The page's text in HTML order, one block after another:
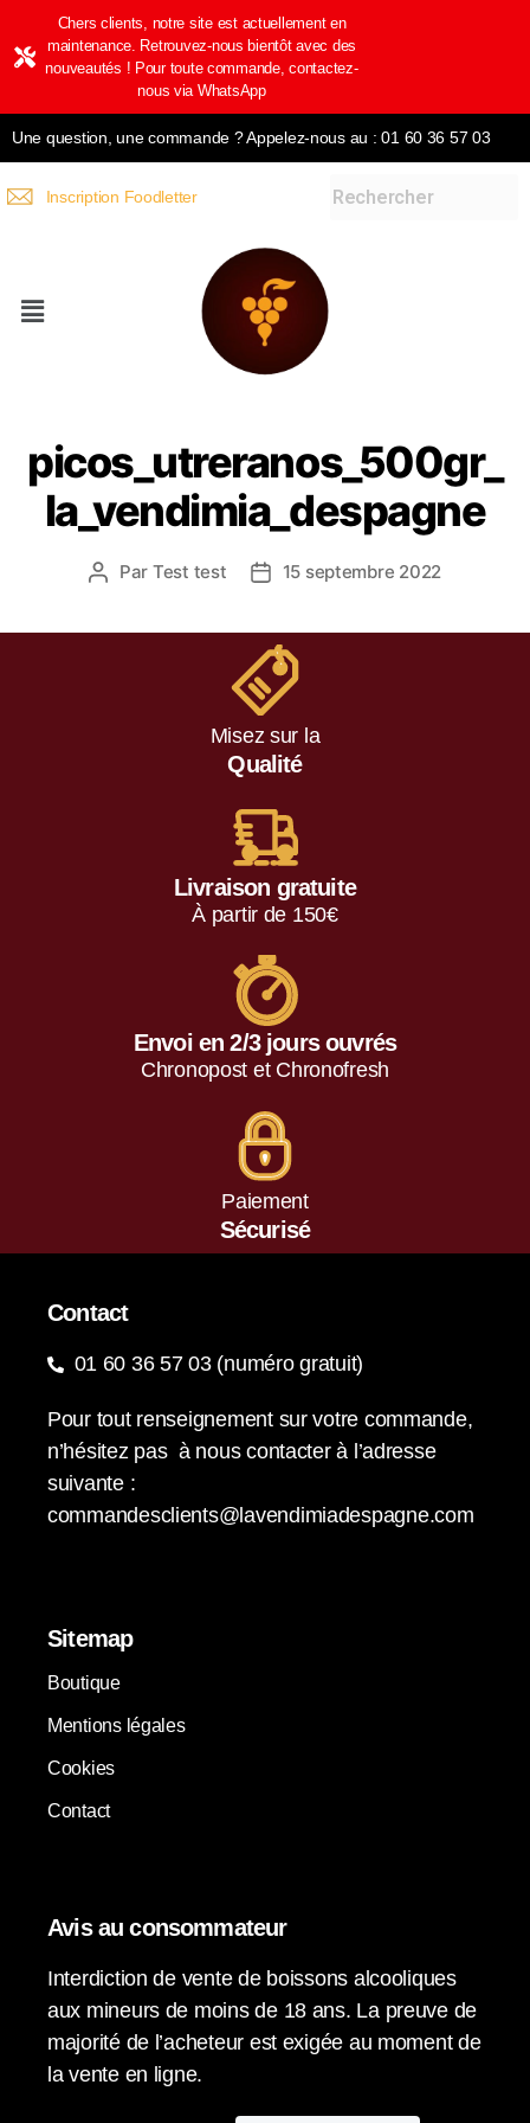
Chers clients, notre site est actuellement en
maintenance. Retrouvez-nous bientôt avec des
nouveautés ! Pour toute commande, contactez-
nous via WhatsApp
Une question, une commande ? Appelez-nous au : 01 60 36 57 03
Inscription Foodletter
picos_utreranos_500gr_
la_vendimia_despagne
Par Test test 15 septembre 2022
Misez sur la
Qualité
Livraison gratuite
À partir de 150€
Envoi en 2/3 jours ouvrés
Chronopost et Chronofresh
Paiement
Sécurisé
Contact
01 60 36 57 03 (numéro gratuit)
Pour tout renseignement sur votre commande,
n’hésitez pas à nous contacter à l’adresse
suivante :
commandesclients@lavendimiadespagne.com
Sitemap
Boutique
Mentions légales
Cookies
Contact
Avis au consommateur
Interdiction de vente de boissons alcooliques
aux mineurs de moins de 18 ans. La preuve de
majorité de l’acheteur est exigée au moment de
la vente en ligne.